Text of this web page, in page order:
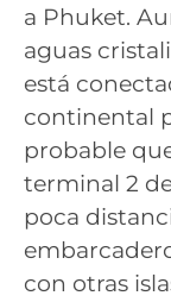
a Phuket.
aguas
está
continental
probable
terminal 2
poca
con otras